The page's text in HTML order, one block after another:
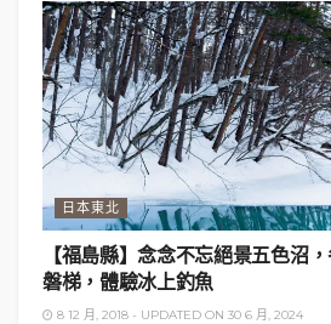
雙人漢服拍攝服務
日本東北
【福島縣】念念不忘絕景五色沼
磐梯，體驗冰上釣魚
8 12 月, 2018 - UPDATED ON 30 6 月, 2024